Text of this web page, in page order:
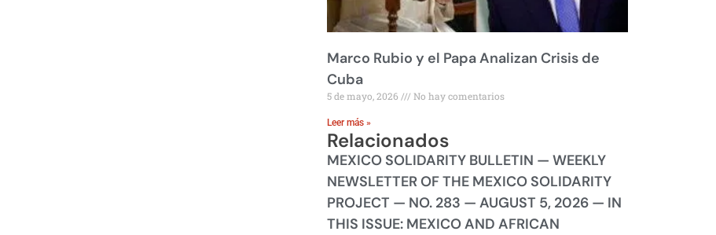
Marco Rubio y el Papa Analizan Crisis de
Cuba
5 de mayo, 2026 No hay comentarios
Leer más »
Relacionados
MEXICO SOLIDARITY BULLETIN — WEEKLY
NEWSLETTER OF THE MEXICO SOLIDARITY
PROJECT — NO. 283 — AUGUST 5, 2026 — IN
THIS ISSUE: MEXICO AND AFRICAN